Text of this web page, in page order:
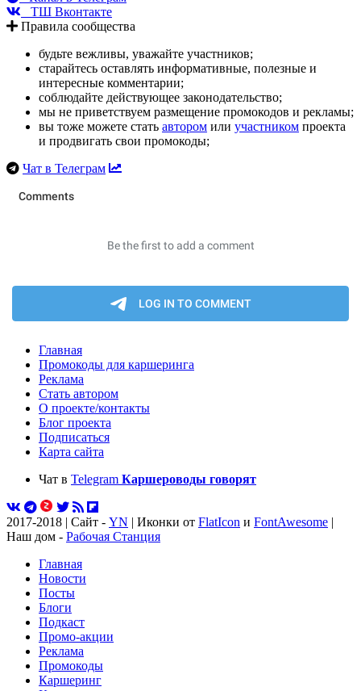
ТШ Вконтакте
Правила сообщества
будьте вежливы, уважайте участников;
старайтесь оставлять информативные, полезные и
интересные комментарии;
соблюдайте действующее законодательство;
мы не приветствуем размещение промокодов и рекламы;
вы тоже можете стать автором или участником проекта
и продвигать свои промокоды;
Чат в Телеграм
Главная
Промокоды для каршеринга
Реклама
Стать автором
О проекте/контакты
Блог проекта
Подписаться
Карта сайта
Чат в Telegram Каршероводы говорят
2017-2018 | Сайт - YN | Иконки от FlatIcon и FontAwesome |
Наш дом - Рабочая Станция
Главная
Новости
Посты
Блоги
Подкаст
Промо-акции
Реклама
Промокоды
Каршеринг